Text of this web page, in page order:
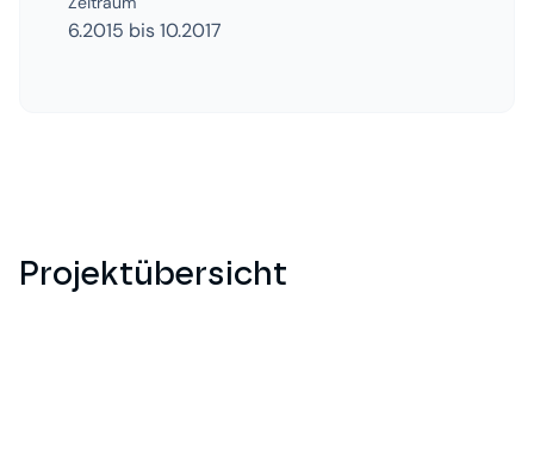
6.2015 bis 10.2017
Projektübersicht